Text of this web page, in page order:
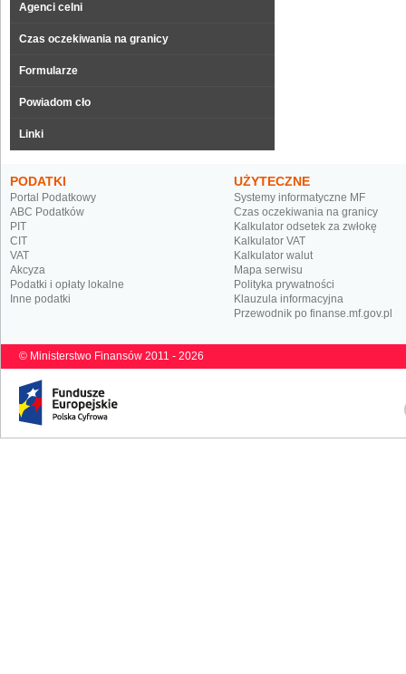
Agenci celni
Czas oczekiwania na granicy
Formularze
Powiadom cło
Linki
PODATKI
Portal Podatkowy
ABC Podatków
PIT
CIT
VAT
Akcyza
Podatki i opłaty lokalne
Inne podatki
UŻYTECZNE
Systemy informatyczne MF
Czas oczekiwania na granicy
Kalkulator odsetek za zwłokę
Kalkulator VAT
Kalkulator walut
Mapa serwisu
Polityka prywatności
Klauzula informacyjna
Przewodnik po finanse.mf.gov.pl
© Ministerstwo Finansów 2011 - 2026